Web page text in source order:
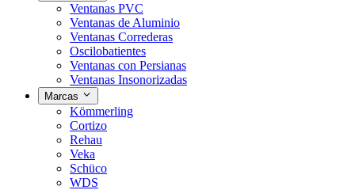
Ventanas PVC
Ventanas de Aluminio
Ventanas Correderas
Oscilobatientes
Ventanas con Persianas
Ventanas Insonorizadas
Marcas
Kömmerling
Cortizo
Rehau
Veka
Schüco
WDS